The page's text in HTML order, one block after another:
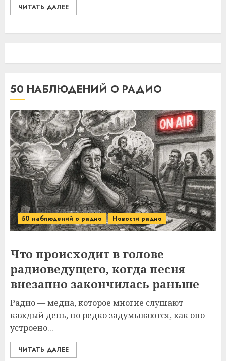
ЧИТАТЬ ДАЛЕЕ
50 НАБЛЮДЕНИЙ О РАДИО
50 наблюдений о радио Новости радио
Что происходит в голове
радиоведущего, когда песня
внезапно закончилась раньше
Радио — медиа, которое многие слушают
каждый день, но редко задумываются, как оно
устроено...
ЧИТАТЬ ДАЛЕЕ